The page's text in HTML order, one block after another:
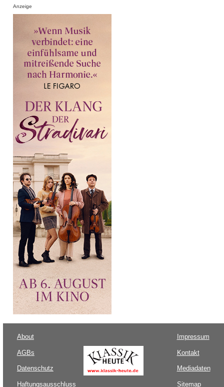
Anzeige
About
AGBs
Datenschutz
Haftungsausschluss
Impressum
Kontakt
Mediadaten
Sitemap